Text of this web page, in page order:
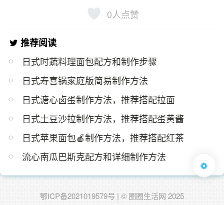
0人点赞
推荐阅读
日式时蔬料理面包配方和制作步骤
日式寿喜锅家庭版简易制作方法
日式溏心卤蛋制作方法，推荐搭配拉面
日式土豆沙拉制作方法，推荐搭配蛋黄酱
日式苹果面包🍎制作方法，推荐搭配红茶
流心南瓜巴斯克配方和详细制作方法
鄂ICP备2021019579号 | © 圈圈生活网 2025